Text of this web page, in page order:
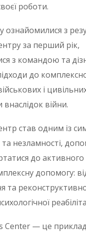
роботи.
ознайомилися з
за перший рік,
з командою та
до
і
війни.
став одним із
та незламності,
до активного
допомогу:
та реконструктивної
Center — це